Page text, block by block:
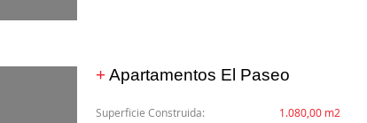
+Apartamentos El Paseo
Superficie Construida: 1.080,00 m2